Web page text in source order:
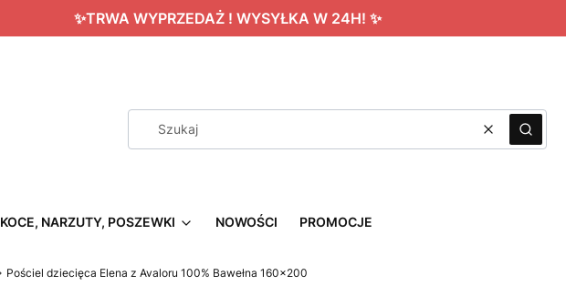
✨TRWA WYPRZEDAŻ ! WYSYŁKA W 24H! ✨
WyczyśćSzukaj
KOCE, NARZUTY, POSZEWKI NOWOŚCI PROMOCJE
Pościel dziecięca Elena z Avaloru 100% Bawełna 160x200